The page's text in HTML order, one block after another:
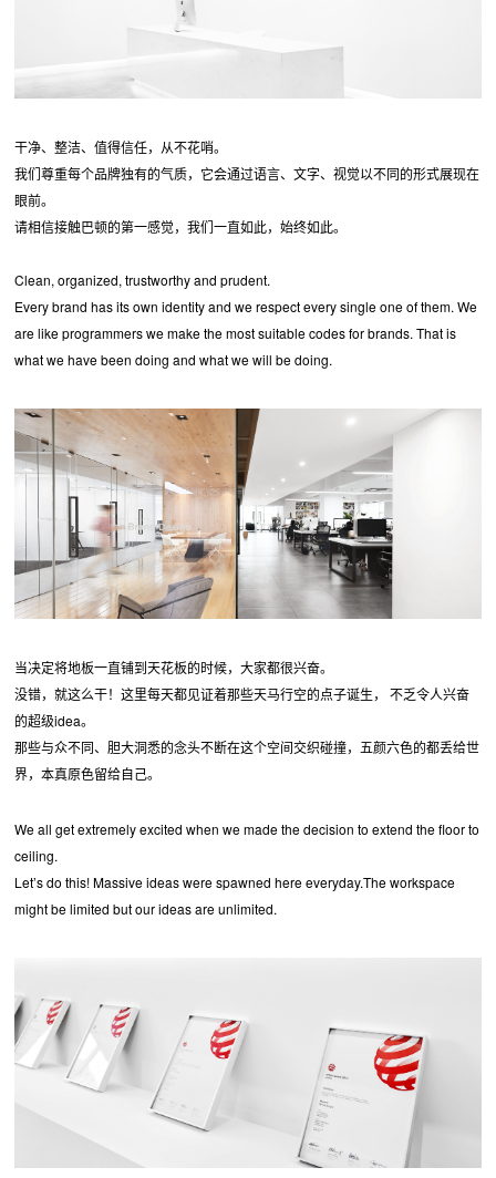
干净、整洁、值得信任，从不花哨。
我们尊重每个品牌独有的气质，它会通过语言、文字、视觉以不同的形式展现在
眼前。
请相信接触巴顿的第一感觉，我们一直如此，始终如此。
Clean, organized, trustworthy and prudent.
Every brand has its own identity and we respect every single one of them. We
are like programmers we make the most suitable codes for brands. That is
what we have been doing and what we will be doing.
当决定将地板一直铺到天花板的时候，大家都很兴奋。
没错，就这么干！这里每天都见证着那些天马行空的点子诞生， 不乏令人兴奋
的超级idea。
那些与众不同、胆大洞悉的念头不断在这个空间交织碰撞，五颜六色的都丢给世
界，本真原色留给自己。
We all get extremely excited when we made the decision to extend the floor to
ceiling.
Let’s do this! Massive ideas were spawned here everyday.The workspace
might be limited but our ideas are unlimited.